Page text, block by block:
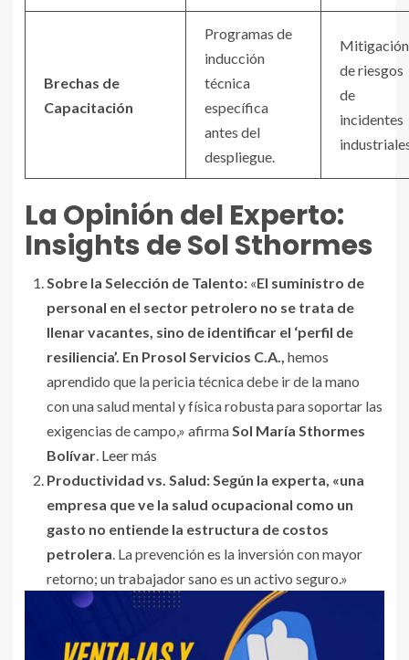
Brechas de
Capacitación
Programas de
inducción
técnica
específica
antes del
despliegue.
Mitigación
de riesgos
de
incidentes
La Opinión del Experto:
Insights de Sol Sthormes
Sobre la Selección de Talento: «El suministro de
personal en el sector petrolero no se trata de
llenar vacantes, sino de identificar el ‘perfil de
resiliencia’. En Prosol Servicios C.A., hemos
aprendido que la pericia técnica debe ir de la mano
con una salud mental y física robusta para soportar las
exigencias de campo,» afirmaSol María Sthormes
Bolívar. Leer más
Productividad vs. Salud:Según la experta, «una
empresa que ve la salud ocupacional como un
gasto no entiende la estructura de costos
petrolera. La prevención es la inversión con mayor
retorno; un trabajador sano es un activo seguro.»